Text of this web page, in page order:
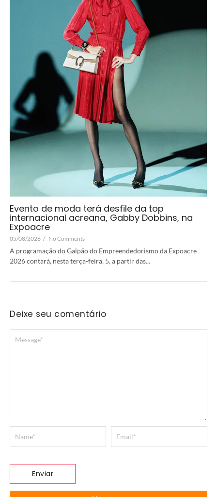
Evento de moda terá desfile da top
internacional acreana, Gabby Dobbins, na
Expoacre
05/08/2026 / No Comments
A programação do Galpão do Empreendedorismo da Expoacre
2026 contará, nesta terça-feira, 5, a partir das...
Deixe seu comentário